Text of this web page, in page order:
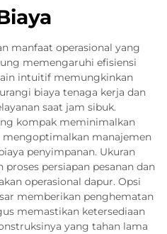
manfaat operasional yang
memengaruhi efisiensi
intuitif memungkinkan
biaya tenaga kerja dan
saat jam sibuk.
kompak meminimalkan
manajemen
penyimpanan. Ukuran
persiapan pesanan dan
operasional dapur. Opsi
memberikan penghematan
memastikan ketersediaan
yang tahan lama